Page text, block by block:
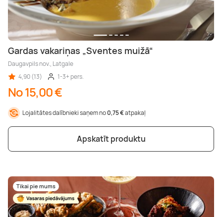
Gardas vakariņas „Sventes muižā“
Daugavpils nov., Latgale
4,90 (13)
1-3+ pers.
No 15,00 €
Lojalitātes dalībnieki saņem no0,75 €atpakaļ
Apskatīt produktu
Tikai pie mums